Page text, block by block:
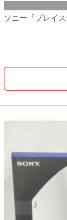
ソニー『プレイ